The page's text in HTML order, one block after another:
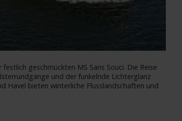
geschmückten MS Sans Souci. Die Reise
und der funkelnde Lichterglanz
Havel bieten winterliche Flusslandschaften und